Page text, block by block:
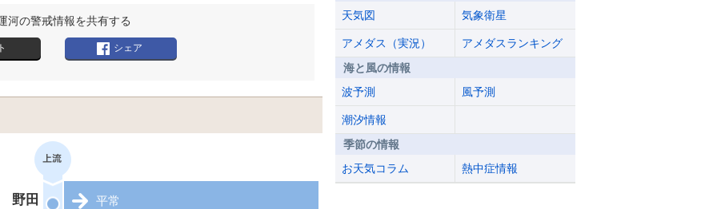
河の警戒情報を共有する
シェア
野田 平常
天気図
気象衛星
アメダス（実況）
アメダスランキング
海と風の情報
波予測
風予測
潮汐情報
季節の情報
お天気コラム
熱中症情報